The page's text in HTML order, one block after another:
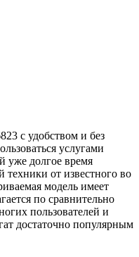
с удобством и без
услугами
уже долгое время
техники от известного во
модель имеет
по сравнительно
пользователей и
достаточно популярным